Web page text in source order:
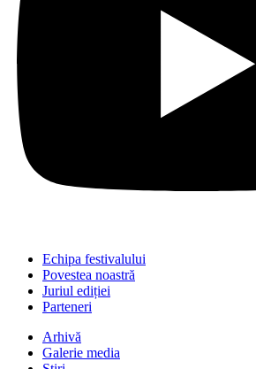
Echipa festivalului
Povestea noastră
Juriul ediției
Parteneri
Arhivă
Galerie media